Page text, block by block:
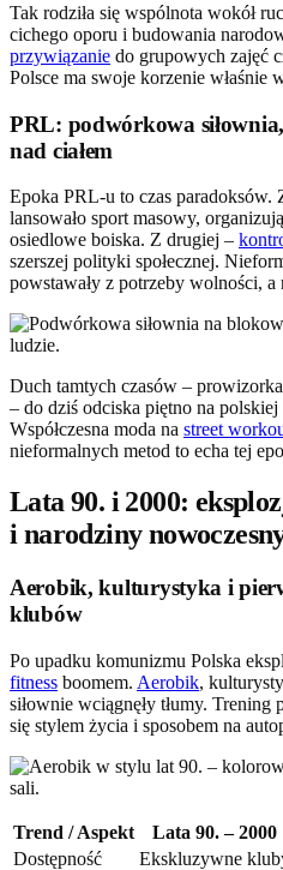
Tak rodziła się wspólnota wokół
cichego oporu i budowania
przywiązanie do grupowych zajęć
Polsce ma swoje korzenie właśnie
PRL: podwórkowa
nad ciałem
Epoka PRL-u to czas paradoksów.
lansowało sport masowy,
osiedlowe boiska. Z drugiej –
szerszej polityki społecznej.
powstawały z potrzeby wolności,
Duch tamtych czasów –
– do dziś odciska piętno na
Współczesna moda na street
nieformalnych metod to echa tej
Lata 90. i 2000:
i narodziny
Aerobik, kulturystyka i
klubów
Po upadku komunizmu Polska
fitness boomem. Aerobik,
siłownie wciągnęły tłumy. Trening
się stylem życia i sposobem na
Trend / Aspekt Lata 90. – 2000
Dostępność
Ekskluzywne